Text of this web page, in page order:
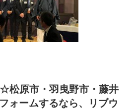
松原市・羽曳野市・藤井
ォームするなら、リブウ